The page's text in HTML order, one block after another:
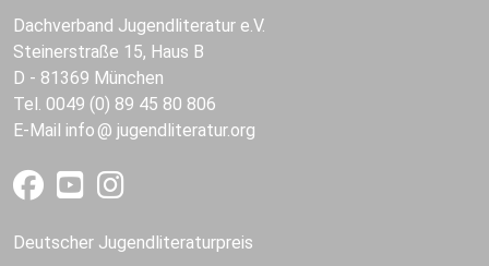
Dachverband Jugendliteratur e.V.
Steinerstraße 15, Haus B
D - 81369 München
Tel. 0049 (0) 89 45 80 806
E-Mail info jugendliteratur.org
Deutscher Jugendliteraturpreis